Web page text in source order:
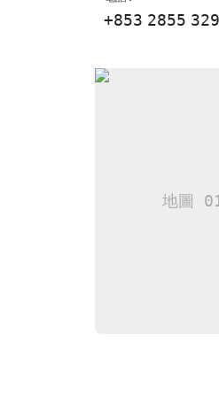
+853 2855